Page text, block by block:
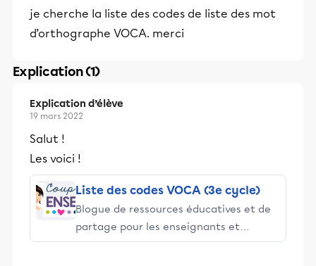
je cherche la liste des codes de liste des mot
d’orthographe VOCA. merci
Explication (1)
Explication d’élève
19 mars 2022
Salut !
Les voici !
Liste des codes VOCA (3e cycle)
Blogue de ressources éducatives et de
partage pour les enseignants et
parents d'enfants d'âge scolaire.